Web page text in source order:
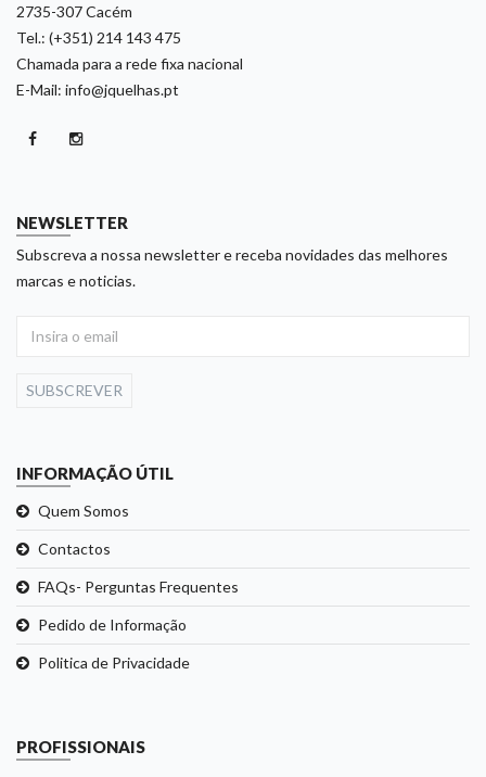
2735-307 Cacém
Tel.: (+351) 214 143 475
Chamada para a rede fixa nacional
E-Mail: info@jquelhas.pt
NEWSLETTER
Subscreva a nossa newsletter e receba novidades das melhores
marcas e noticias.
SUBSCREVER
INFORMAÇÃO ÚTIL
Quem Somos
Contactos
FAQs- Perguntas Frequentes
Pedido de Informação
Politica de Privacidade
PROFISSIONAIS